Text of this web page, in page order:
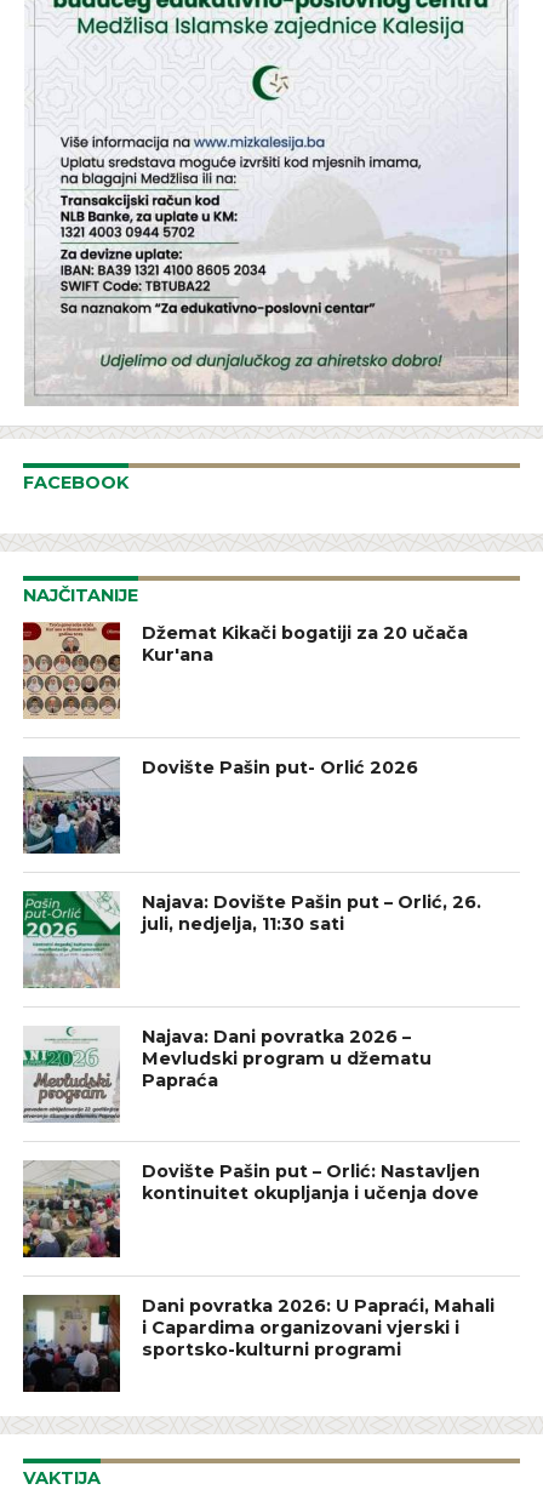
FACEBOOK
NAJČITANIJE
Džemat Kikači bogatiji za 20 učača
Kur'ana
Dovište Pašin put- Orlić 2026
Najava: Dovište Pašin put – Orlić, 26.
juli, nedjelja, 11:30 sati
Najava: Dani povratka 2026 –
Mevludski program u džematu
Papraća
Dovište Pašin put – Orlić: Nastavljen
kontinuitet okupljanja i učenja dove
Dani povratka 2026: U Papraći, Mahali
i Capardima organizovani vjerski i
sportsko-kulturni programi
VAKTIJA